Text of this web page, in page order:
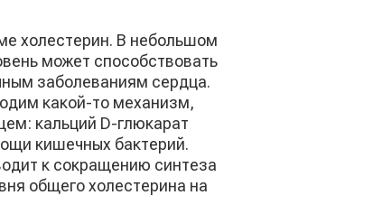
холестерин. В небольшом
может способствовать
заболеваниям сердца.
какой-то механизм,
кальций D-глюкарат
кишечных бактерий.
к сокращению синтеза
общего холестерина на